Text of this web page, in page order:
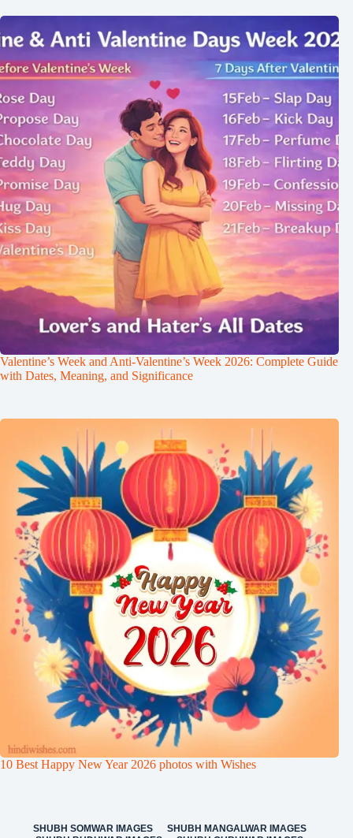
Valentine’s Week and Anti-Valentine’s Week 2026: Complete Guide
with Dates, Meaning, and Significance
10 Best Happy New Year 2026 photos with Wishes
SHUBH SOMWAR IMAGES
SHUBH MANGALWAR IMAGES